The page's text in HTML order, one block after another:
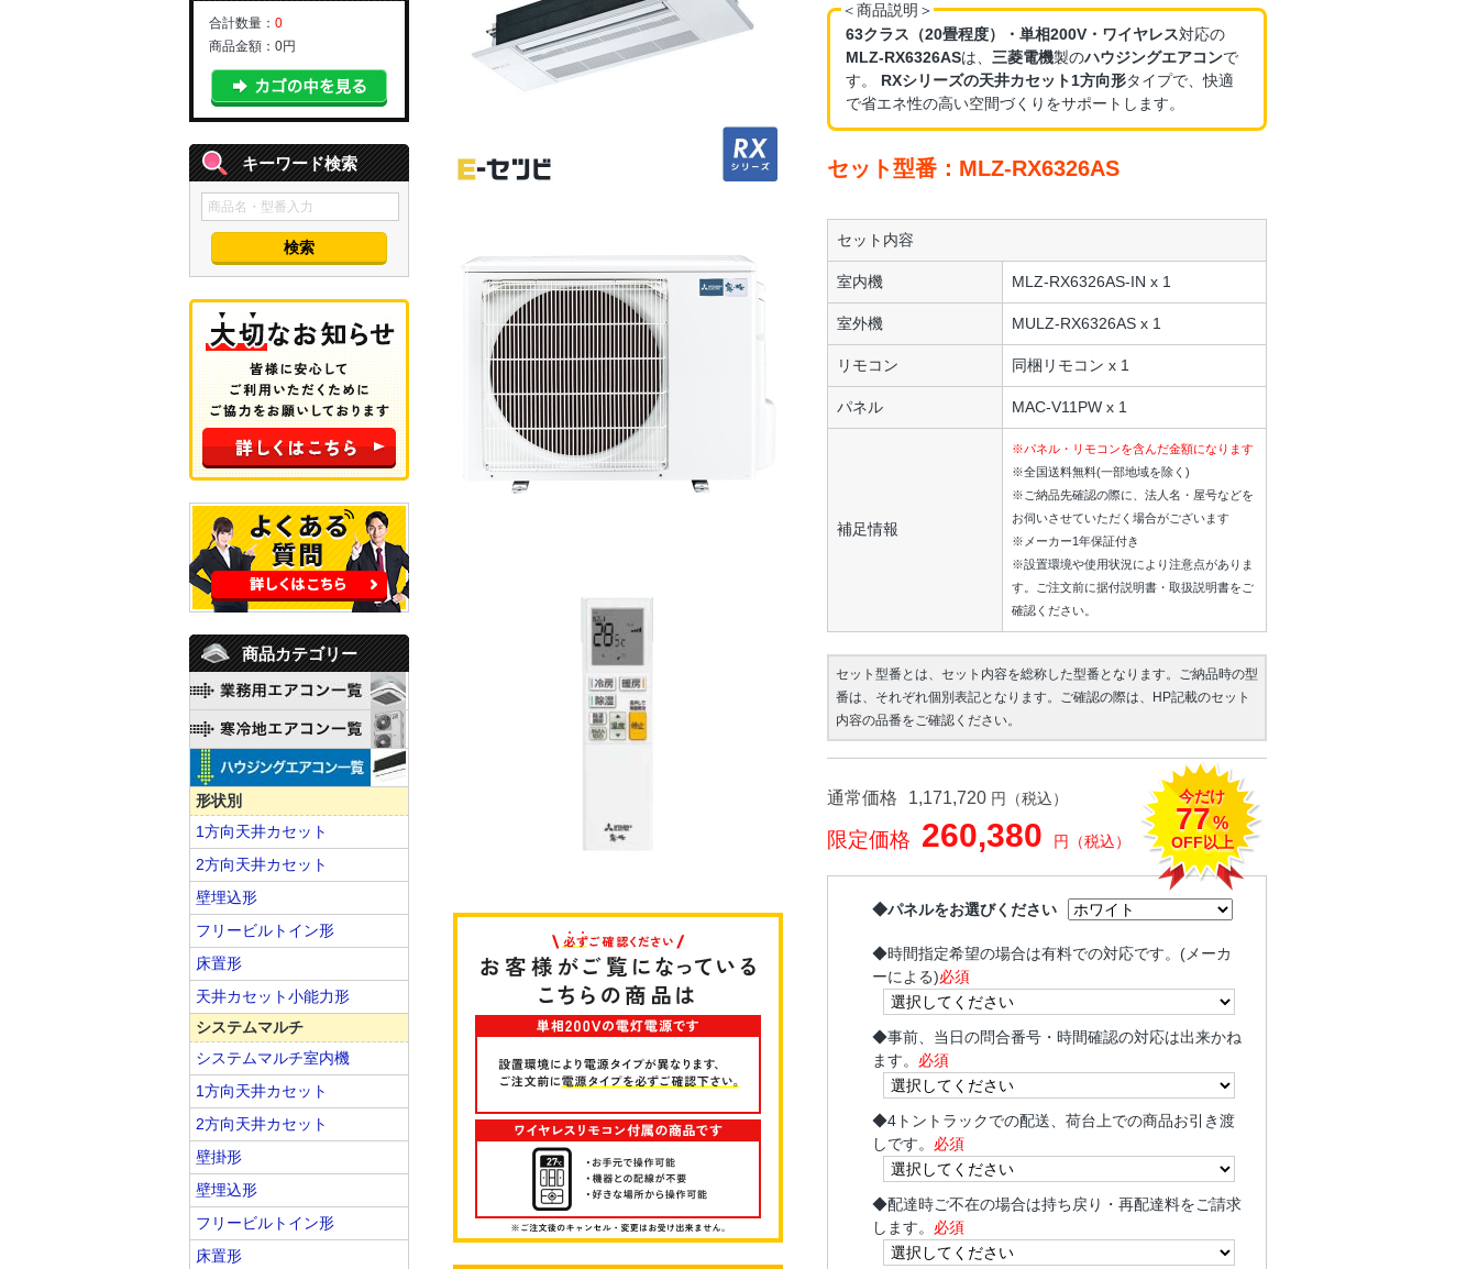
＜商品説明＞
63クラス（20畳程度）・単相200V・ワイヤレス対応の
MLZ-RX6326ASは、 三菱電機製のハウジングエアコンで
す。 RXシリーズの天井カセット1方向形タイプで、快適
で省エネ性の高い空間づくりをサポートします。
セット型番：MLZ-RX6326AS
セット内容
室内機 MLZ-RX6326AS-IN x 1
室外機 MULZ-RX6326AS x 1
リモコン 同梱リモコン x 1
パネル MAC-V11PW x 1
補足情報
※パネル・リモコンを含んだ金額になります
※全国送料無料(一部地域を除く)
※ご納品先確認の際に、法人名・屋号などを
お伺いさせていただく場合がございます
※メーカー1年保証付き
※設置環境や使用状況により注意点がありま
す。ご注文前に据付説明書・取扱説明書をご
確認ください。
セット型番とは、セット内容を総称した型番となります。ご納品時の型
番は、それぞれ個別表記となります。ご確認の際は、HP記載のセット
内容の品番をご確認ください。
通常価格 1,171,720 円（税込）
限定価格 260,380 円（税込）
今だけ
77%
OFF以上
◆パネルをお選びください
◆時間指定希望の場合は有料での対応です。(メーカ
ーによる)必須
◆事前、当日の問合番号・時間確認の対応は出来かね
ます。 必須
◆4トントラックでの配送、荷台上での商品お引き渡
しです。 必須
◆配達時ご不在の場合は持ち戻り・再配達料をご請求
します。 必須
合計数量： 0
商品金額： 0円
キーワード検索
商品カテゴリー
形状別
1方向天井カセット
2方向天井カセット
壁埋込形
フリービルトイン形
床置形
天井カセット小能力形
システムマルチ
システムマルチ室内機
1方向天井カセット
2方向天井カセット
壁掛形
壁埋込形
フリービルトイン形
床置形